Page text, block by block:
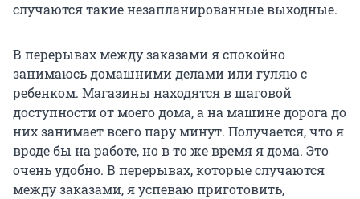
случаются такие незапланированные выходные.
В перерывах между заказами я спокойно
занимаюсь домашними делами или гуляю с
ребенком. Магазины находятся в шаговой
доступности от моего дома, а на машине дорога до
них занимает всего пару минут. Получается, что я
вроде бы на работе, но в то же время я дома. Это
очень удобно. В перерывах, которые случаются
между заказами, я успеваю приготовить,